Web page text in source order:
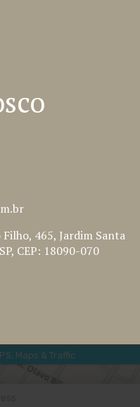
465, Jardim Santa
CEP: 18090-070